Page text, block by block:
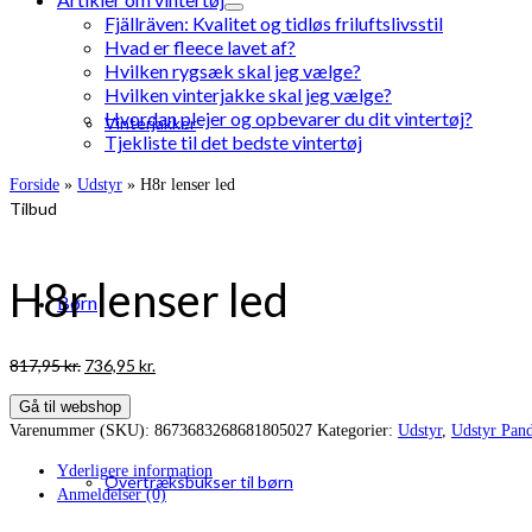
Vinterjakker
Børn
Overtræksbukser til børn
Fjällräven: Kvalitet og tidløs friluftslivsstil
Hvad er fleece lavet af?
Hvilken rygsæk skal jeg vælge?
Hvilken vinterjakke skal jeg vælge?
Hvordan plejer og opbevarer du dit vintertøj?
Tjekliste til det bedste vintertøj
Forside » Udstyr » H8r lenser led
Tilbud
H8r lenser led
817,95kr. Den
pris
var:
736,95 kr.
er:
Gå til webshop
Varenummer (SKU): 8673683268681805027 Kategorier: Udstyr, Udstyr
Yderligere information
Anmeldelser (0)